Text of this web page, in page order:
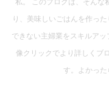
り、美味しいごはんを作っ
できない主婦業をスキルア
像クリックでより詳しくブ
す。よかった